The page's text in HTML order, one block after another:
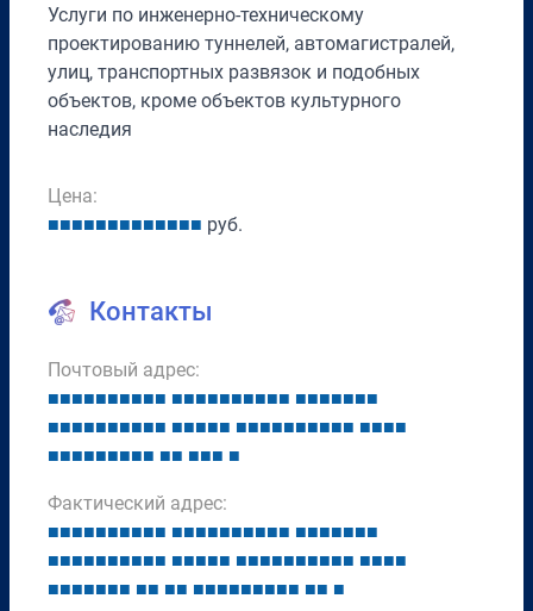
Услуги по инженерно-техническому
проектированию туннелей, автомагистралей,
улиц, транспортных развязок и подобных
объектов, кроме объектов культурного
наследия
Цена:
■■■■■■■■■■■■■ руб.
Контакты
Почтовый адрес:
■■■■■■■■■■ ■■■■■■■■■■ ■■■■■■■
■■■■■■■■■■ ■■■■■ ■■■■■■■■■■ ■■■■
■■■■■■■■■ ■■ ■■■ ■
Фактический адрес:
■■■■■■■■■■ ■■■■■■■■■■ ■■■■■■■
■■■■■■■■■■ ■■■■■ ■■■■■■■■■■ ■■■■
■■■■■■■ ■■ ■■ ■■■■■■■■■ ■■ ■